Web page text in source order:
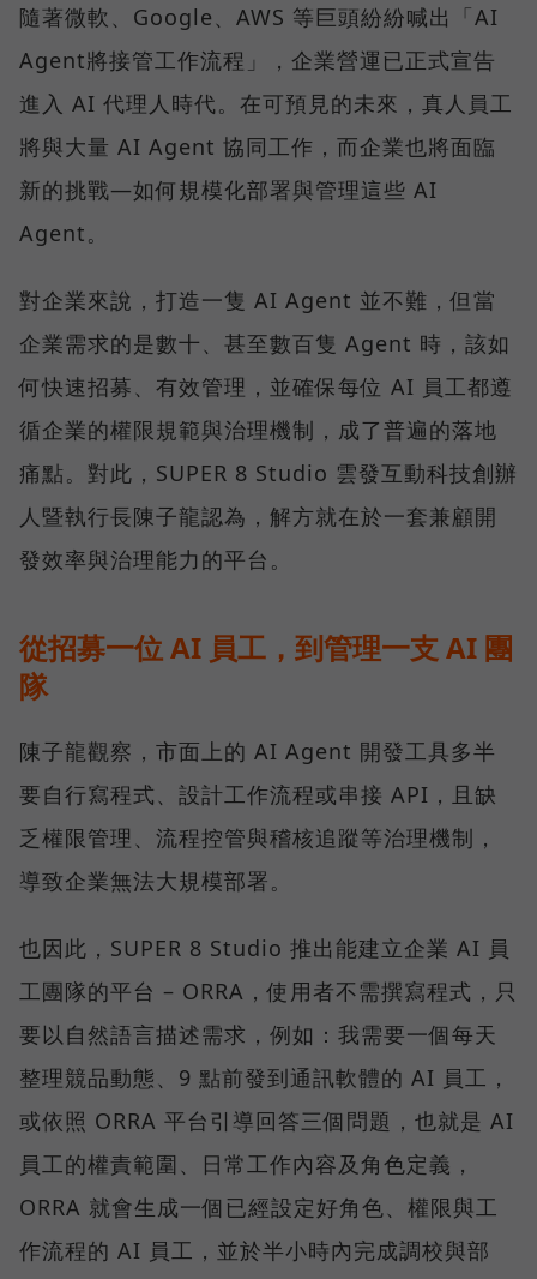
隨著微軟、Google、AWS 等巨頭紛紛喊出「AI
Agent將接管工作流程」，企業營運已正式宣告
進入 AI 代理人時代。在可預見的未來，真人員工
將與大量 AI Agent 協同工作，而企業也將面臨
新的挑戰—如何規模化部署與管理這些 AI
Agent。
對企業來說，打造一隻 AI Agent 並不難，但當
企業需求的是數十、甚至數百隻 Agent 時，該如
何快速招募、有效管理，並確保每位 AI 員工都遵
循企業的權限規範與治理機制，成了普遍的落地
痛點。對此，SUPER 8 Studio 雲發互動科技創辦
人暨執行長陳子龍認為，解方就在於一套兼顧開
發效率與治理能力的平台。
從招募一位 AI 員工，到管理一支 AI 團
隊
陳子龍觀察，市面上的 AI Agent 開發工具多半
要自行寫程式、設計工作流程或串接 API，且缺
乏權限管理、流程控管與稽核追蹤等治理機制，
導致企業無法大規模部署。
也因此，SUPER 8 Studio 推出能建立企業 AI 員
工團隊的平台 – ORRA，使用者不需撰寫程式，只
要以自然語言描述需求，例如：我需要一個每天
整理競品動態、9 點前發到通訊軟體的 AI 員工，
或依照 ORRA 平台引導回答三個問題，也就是 AI
員工的權責範圍、日常工作內容及角色定義，
ORRA 就會生成一個已經設定好角色、權限與工
作流程的 AI 員工，並於半小時內完成調校與部